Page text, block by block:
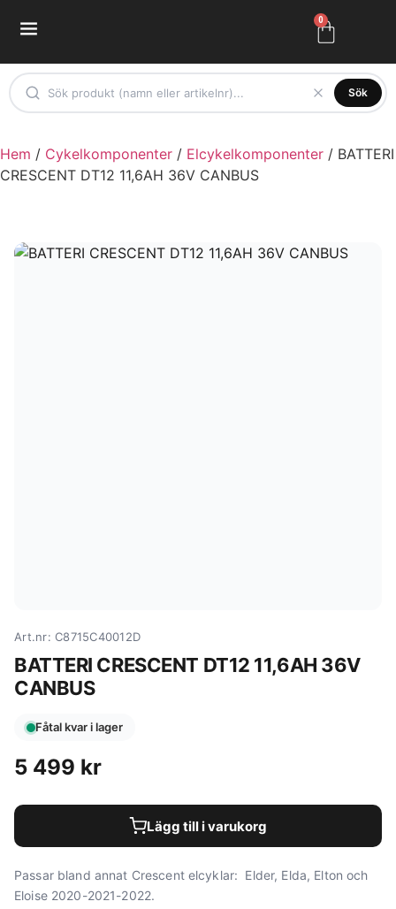
0
Sök
Hem / Cykelkomponenter / Elcykelkomponenter / BATTERI
CRESCENT DT12 11,6AH 36V CANBUS
Art.nr: C8715C40012D
BATTERI CRESCENT DT12 11,6AH 36V
CANBUS
Fåtal kvar i lager
5 499 kr
Lägg till i varukorg
Passar bland annat Crescent elcyklar: Elder, Elda, Elton och
Eloise 2020-2021-2022.